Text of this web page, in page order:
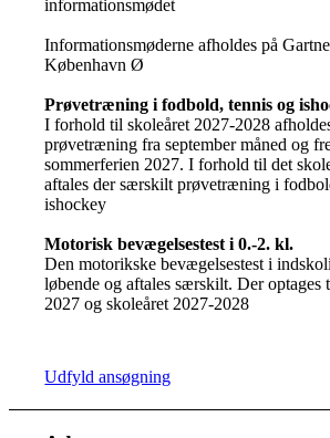
informationsmødet
Informationsmøderne afholdes på
København Ø
Prøvetræning i fodbold, tennis og
I forhold til skoleåret 2027-2028
prøvetræning fra september måned og
sommerferien 2027. I forhold til det
aftales der særskilt prøvetræning i
ishockey
Motorisk bevægelsestest i 0.-2. kl.
Den motorikske bevægelsestest i
løbende og aftales særskilt. Der optages
2027 og skoleåret 2027-2028
Udfyld ansøgning